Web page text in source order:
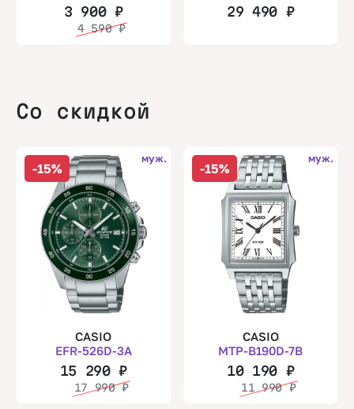
3 900 ₽
4 590₽
29 490 ₽
Со скидкой
-15%
муж.
CASIO
EFR-526D-3A
15 290₽
17 990₽
-15%
муж.
CASIO
MTP-B190D-7B
10 190 ₽
11 990₽